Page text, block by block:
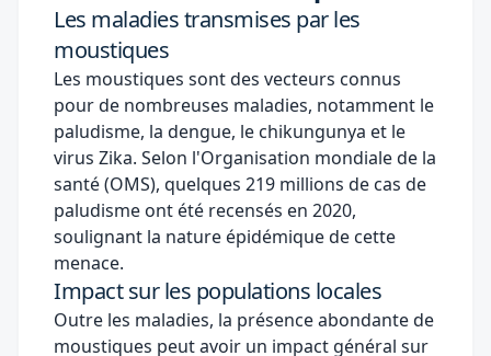
Les maladies transmises par les
moustiques
Les moustiques sont des vecteurs connus
pour de nombreuses maladies, notamment le
paludisme, la dengue, le chikungunya et le
virus Zika. Selon l'Organisation mondiale de la
santé (OMS), quelques 219 millions de cas de
paludisme ont été recensés en 2020,
soulignant la nature épidémique de cette
menace.
Impact sur les populations locales
Outre les maladies, la présence abondante de
moustiques peut avoir un impact général sur